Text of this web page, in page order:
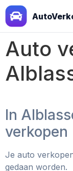
Auto
In
verkopen
Je auto
gedaan worden.